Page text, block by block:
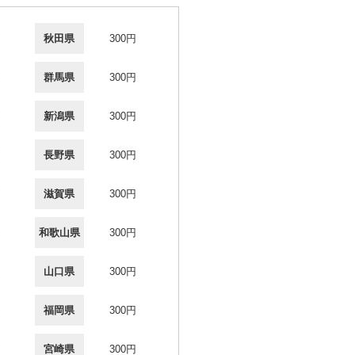
秋田県 300円
群馬県 300円
新潟県 300円
長野県 300円
滋賀県 300円
和歌山県 300円
山口県 300円
福岡県 300円
宮崎県 300円